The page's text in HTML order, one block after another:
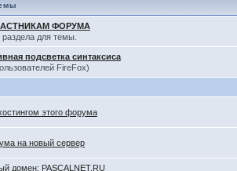
ФОРУМА
для темы.
подсветка синтаксиса
FireFox)
этого форума
на новый сервер
домен: PASCALNET.RU